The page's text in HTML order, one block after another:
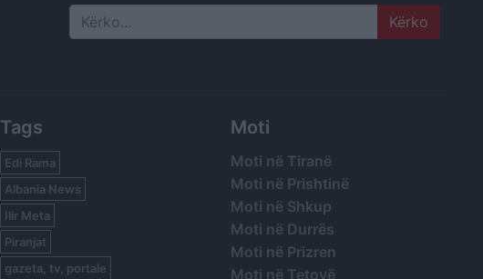
Search
Tags
Edi Rama
Albania News
Ilir Meta
Piranjat
gazeta, tv, portale
Moti
Moti në Tiranë
Moti në Prishtinë
Moti në Shkup
Moti në Durrës
Moti në Prizren
Moti në Tetovë